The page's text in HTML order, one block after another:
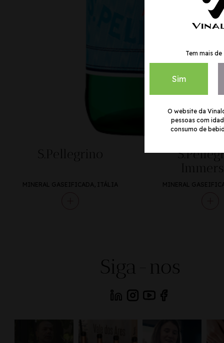
S.Pellegrino
MINERAL GASEIFICADA, ITÁLIA MINERAL
Siga-nos
Tem mais de
Sim
O website da
pessoas com
consumo de